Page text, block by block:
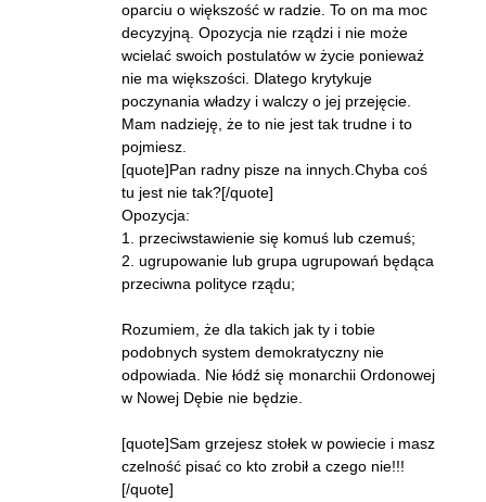
oparciu o większość w radzie. To on ma moc
decyzyjną. Opozycja nie rządzi i nie może
wcielać swoich postulatów w życie ponieważ
nie ma większości. Dlatego krytykuje
poczynania władzy i walczy o jej przejęcie.
Mam nadzieję, że to nie jest tak trudne i to
pojmiesz.
[quote]Pan radny pisze na innych.Chyba coś
tu jest nie tak?[/quote]
Opozycja:
1. przeciwstawienie się komuś lub czemuś;
2. ugrupowanie lub grupa ugrupowań będąca
przeciwna polityce rządu;
Rozumiem, że dla takich jak ty i tobie
podobnych system demokratyczny nie
odpowiada. Nie łódź się monarchii Ordonowej
w Nowej Dębie nie będzie.
[quote]Sam grzejesz stołek w powiecie i masz
czelność pisać co kto zrobił a czego nie!!!
[/quote]